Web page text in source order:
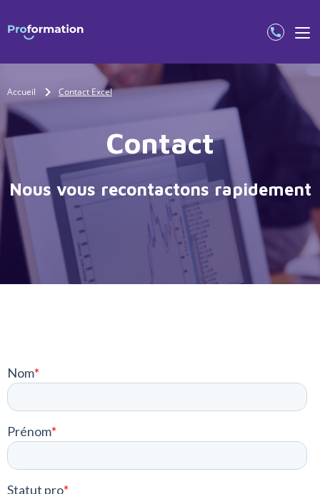
Accueil Contact Excel
Contact
Nous vous recontactons rapidement